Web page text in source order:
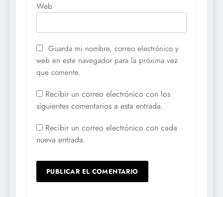
Web
Guarda mi nombre, correo electrónico y
web en este navegador para la próxima vez
que comente.
Recibir un correo electrónico con los
siguientes comentarios a esta entrada.
Recibir un correo electrónico con cada
nueva entrada.